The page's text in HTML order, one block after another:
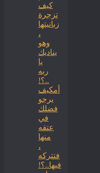
كيف
تزجرة
زبانيتها
،
وهو
يناديك
يا
ربه
..؟!
أمكيف
يرجو
فضلك
في
عتقه
منها
،
فتتركه
فيها..؟!